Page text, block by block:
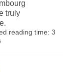
truly
reading time: 3